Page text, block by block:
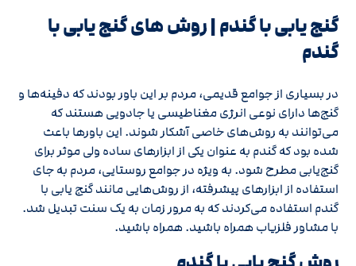
گنج یابی با گندم | روش های گنج‌ یابی با
گندم
در بسیاری از جوامع قدیمی، مردم بر این باور بودند که دفینه‌ها و
گنج‌ها دارای نوعی انرژی مغناطیسی یا جادویی هستند که
می‌توانند به روش‌های خاصی آشکار شوند. این باورها باعث
شده بود که گندم به عنوان یکی از ابزارهای ساده ولی موثر برای
گنج‌یابی مطرح شود. به ویژه در جوامع روستایی، مردم به جای
استفاده از ابزارهای پیشرفته، از روش‌هایی مانند گنج‌ یابی با
گندم استفاده می‌کردند که به مرور زمان به یک سنت تبدیل شد.
با مشاور فلزیاب همراه باشید. همراه باشید.